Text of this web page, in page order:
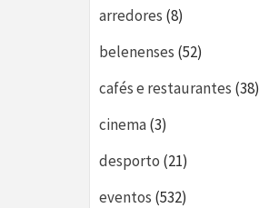
arredores (8)
belenenses (52)
cafés e restaurantes (38)
cinema(3)
desporto (21)
eventos (532)